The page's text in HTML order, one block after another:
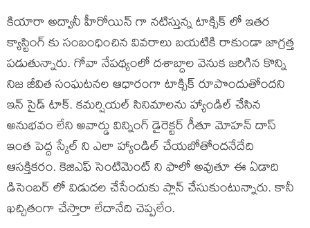
కియారా అద్వానీ హీరోయిన్ గా నటిస్తున్న టాక్సిక్ లో ఇతర
క్యాస్టింగ్ కు సంబంధించిన వివరాలు బయటికి రాకుండా జాగ్రత్త
పడుతున్నారు. గోవా నేపథ్యంలో దశాబ్దాల వెనుక జరిగిన కొన్ని
నిజ జీవిత సంఘటనల ఆధారంగా టాక్సిక్ రూపొందుతోందని
ఇన్ సైడ్ టాక్. కమర్షియల్ సినిమాలను హ్యాండిల్ చేసిన
అనుభవం లేని అవార్డు విన్నింగ్ డైరెక్టర్ గీతూ మోహన్ దాస్
ఇంత పెద్ద స్కేల్ ని ఎలా హ్యాండిల్ చేయబోతోందనేదేది
ఆసక్తికరం. కెజిఎఫ్ సెంటిమెంట్ ని ఫాలో అవుతూ ఈ ఏడాది
డిసెంబర్ లో విడుదల చేసేందుకు ప్లాన్ చేసుకుంటున్నారు. కానీ
ఖచ్చితంగా చేస్తారా లేదానేది చెప్పలేం.